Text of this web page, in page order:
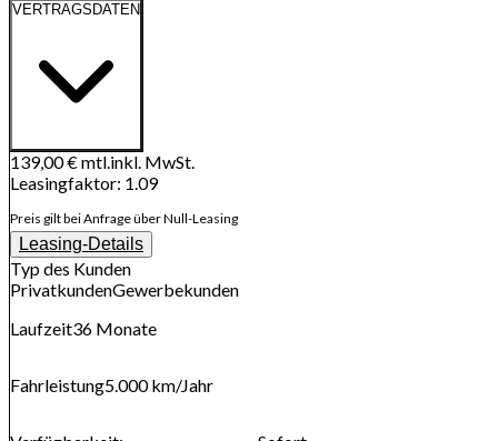
VERTRAGSDATEN
139,00 €mtl.inkl. MwSt.
Leasingfaktor: 1.09
Preis gilt bei Anfrage über Null-Leasing
Leasing-Details
Typ des Kunden
PrivatkundenGewerbekunden
Laufzeit36 Monate
Fahrleistung5.000 km/Jahr